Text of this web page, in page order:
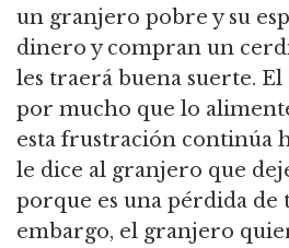
un granjero pobre y su
dinero y compran un
les traerá buena suerte. El
por mucho que lo
esta frustración continúa
le dice al granjero que
porque es una pérdida de
embargo, el granjero